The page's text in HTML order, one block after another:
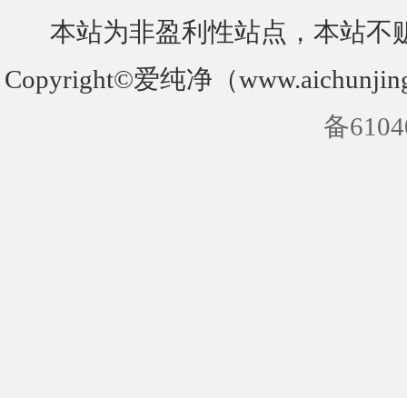
本站为非盈利性站点，本站不
Copyright©爱纯净（
备